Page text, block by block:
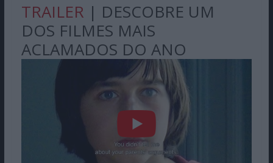
TRAILER | DESCOBRE UM
DOS FILMES MAIS
ACLAMADOS DO ANO